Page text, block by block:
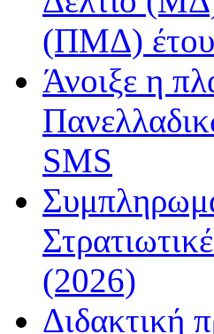
(ΠΜΔ)
Άνοιξε η
SMS
(2026)
Διδακτική